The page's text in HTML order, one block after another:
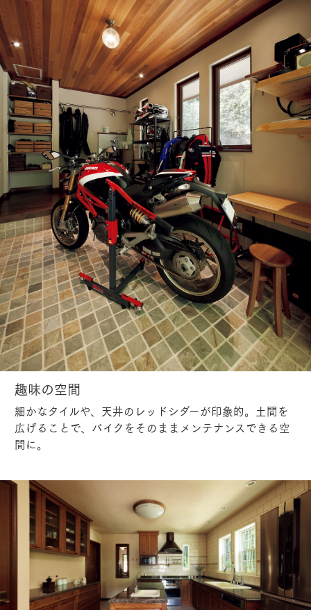
趣味の空間
細かなタイルや、天井のレッドシダーが印象的。土間を
広げることで、バイクをそのままメンテナンスできる空
間に。